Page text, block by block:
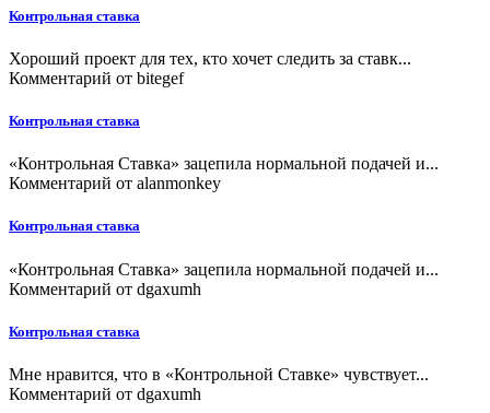
Контрольная ставка
Хороший проект для тех, кто хочет следить за ставк...
Комментарий от bitegef
Контрольная ставка
«Контрольная Ставка» зацепила нормальной подачей и...
Комментарий от alanmonkey
Контрольная ставка
«Контрольная Ставка» зацепила нормальной подачей и...
Комментарий от dgaxumh
Контрольная ставка
Мне нравится, что в «Контрольной Ставке» чувствует...
Комментарий от dgaxumh